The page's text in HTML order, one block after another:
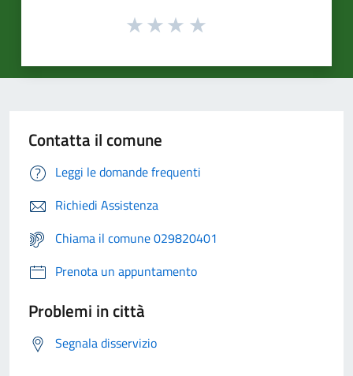
Contatta il comune
Leggi le domande frequenti
Richiedi Assistenza
Chiama il comune 029820401
Prenota un appuntamento
Problemi in città
Segnala disservizio